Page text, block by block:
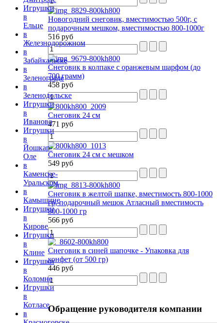
Новогодний снеговик, вместимостью 500г, с
подарочным мешком, вместимостью 800-1000г
516 руб
Снеговик в колпаке с оранжевым шарфом (до
700 грамм)
458 руб
Снеговик 24 см
471 руб
Снеговик 24 см с мешком
549 руб
Снеговик в желтой шапке, вместимость 800-1000
гр, подарочный мешок Атласный вместимость
800-1000 гр
566 руб
Снеговик в синей шапочке - Упаковка для
конфет (от 500 гр)
446 руб
Обращениеруководителя компании
Игрушки
в
Ельце
в
Железнодорожном
в
Забайкальске
в
Зеленограде
в
Зеленодольске
Игрушки
в
Иваново
Игрушки
в
Йошкар-
Оле
в
Каменске-
Уральском
в
Камышине
Игрушки
в
Кирове
Игрушки
в
Клине
Игрушки
в
Коломне
Игрушки
в
Котласе
в